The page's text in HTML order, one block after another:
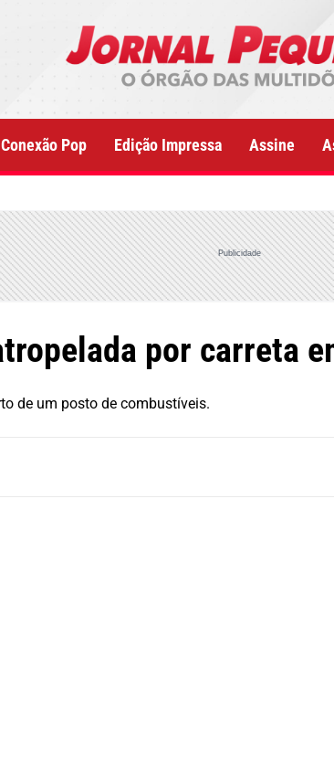
Conexão Pop Edição Impressa Assine
Publicidade
por carreta
de um posto de combustíveis.